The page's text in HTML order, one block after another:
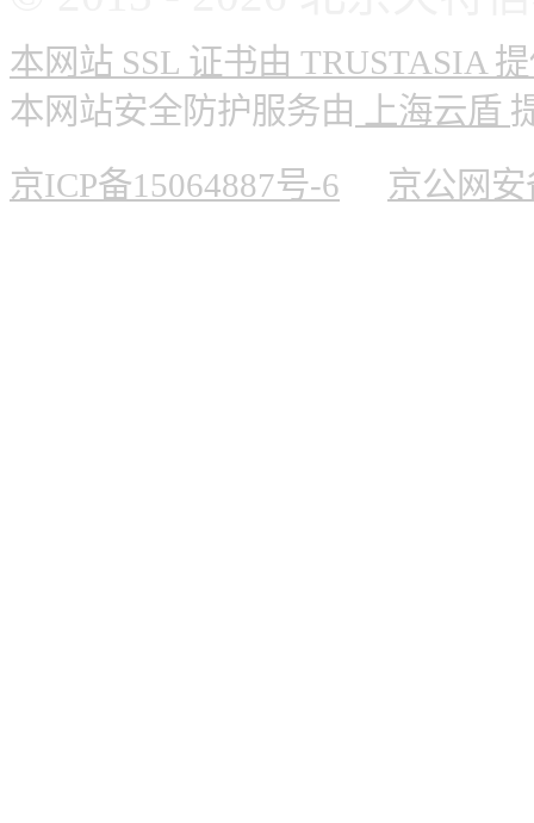
本网站 SSL 证书由 TRUSTASIA
本网站安全防护服务由 上海云盾
京ICP备15064887号-6
京公网安